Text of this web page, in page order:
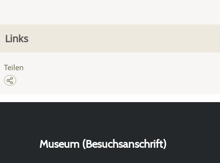
Links
Teilen
Museum (Besuchsanschrift)